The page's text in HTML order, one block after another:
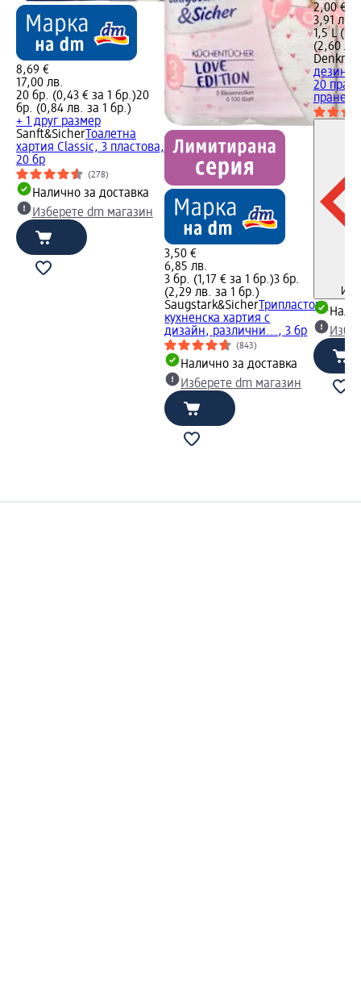
8,69 €
17,00 лв.
20 бр. (0,43 € за 1 бр.)20
бр. (0,84 лв. за 1 бр.)
+ 1 друг размер
Sanft&Sicher Тоалетна
хартия Classic, 3 пластова,
20 бр
(278)
Налично за доставка
Изберете dm магазин
3,50 €
6,85 лв.
3 бр. (1,17 € за 1 бр.)3 бр.
(2,29 лв. за 1 бр.)
Saugstark&Sicher Трипластова
кухненска хартия с
дизайн, различни..., 3 бр
(843)
Налично за доставка
Изберете dm магазин
2,00 €
3,91 лв.
1,5 L
(2,60
Denkmit
20
пране